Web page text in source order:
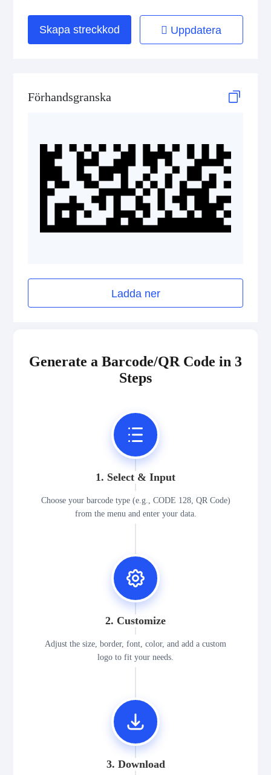
HIBC Code 128
HIBC MicroPDF417
HIBC PDF417
HIBC QR Code
Skapa streckkod Uppdatera
Förhandsgranska
Ladda ner
Generate a Barcode/QR Code in 3
Steps
1. Select & Input
Choose your barcode type (e.g., CODE 128, QR Code)
from the menu and enter your data.
2. Customize
Adjust the size, border, font, color, and add a custom
logo to fit your needs.
3. Download